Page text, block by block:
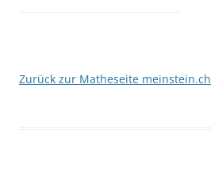
Zurück zur Matheseite meinstein.ch